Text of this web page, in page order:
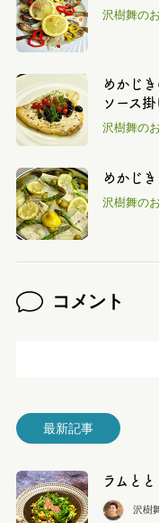
沢樹舞の
めかじ
ソース掛
沢樹舞の
めかじ
沢樹舞の
コメント
最新記事
ラムと
沢樹